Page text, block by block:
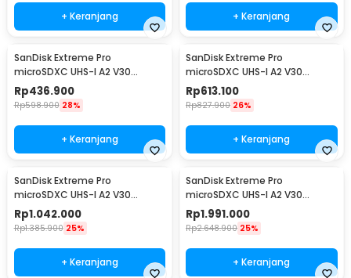
+ Keranjang + Keranjang
SanDisk Extreme Pro
microSDXC UHS-I A2 V30
200MB/s 64GB-SDSQXCU-
064G
Rp436.900
Rp598.900 28%
+ Keranjang
SanDisk Extreme Pro
microSDXC UHS-I A2 V30
200MB/s 128GB-SDSQXCD-
128G
Rp613.100
Rp827.900 26%
+ Keranjang
SanDisk Extreme Pro
microSDXC UHS-I A2 V30
200MB/s 256GB-SDSQXCD-
256G
Rp1.042.000
Rp1.385.900 25%
+ Keranjang
SanDisk Extreme Pro
microSDXC UHS-I A2 V30
200MB/s 512GB-SDSQXCD-
512G
Rp1.991.000
Rp2.648.900 25%
+ Keranjang